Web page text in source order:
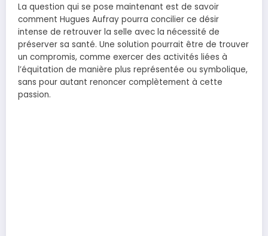
La question qui se pose maintenant est de savoir
comment Hugues Aufray pourra concilier ce désir
intense de retrouver la selle avec la nécessité de
préserver sa santé. Une solution pourrait être de trouver
un compromis, comme exercer des activités liées à
l’équitation de manière plus représentée ou symbolique,
sans pour autant renoncer complètement à cette
passion.